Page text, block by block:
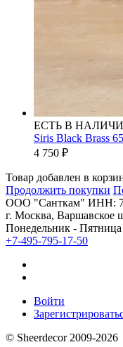
ЕСТЬ В
Siris Black Brass
4 750 ₽
Товар добавлен в
Продолжить покупки
ООО "Санткам" ИНН:
г. Москва, Варшавское
Понедельник - Пятница
+7-495-795-17-50
Войти
© Sheerdecor 2009-2026